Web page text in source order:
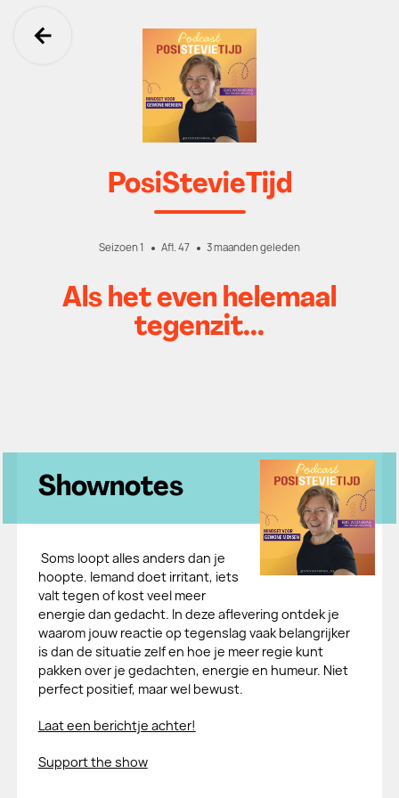
Ga terug
PosiStevieTijd
Seizoen 1 Afl. 47 3 maanden geleden
Als het even helemaal
tegenzit...
Shownotes
Soms loopt alles anders dan je
hoopte. Iemand doet irritant, iets
valt tegen of kost veel meer
energie dan gedacht. In deze aflevering ontdek je
waarom jouw reactie op tegenslag vaak belangrijker
is dan de situatie zelf en hoe je meer regie kunt
pakken over je gedachten, energie en humeur. Niet
perfect positief, maar wel bewust.
Laat een berichtje achter!
Support the show